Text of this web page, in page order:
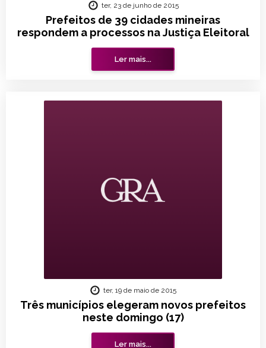
Prefeitos de 39 cidades mineiras
respondem a processos na Justiça Eleitoral
ter, 23 de junho de 2015
Ler mais...
Três municípios elegeram novos prefeitos
neste domingo (17)
ter, 19 de maio de 2015
Ler mais...